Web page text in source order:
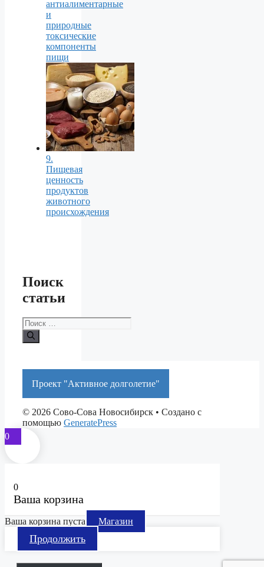
антиалиментарные
и
природные
токсические
компоненты
пищи
9.
Пищевая
ценность
продуктов
животного
происхождения
Поиск
статьи
Поиск:
Проект "Активное долголетие"
© 2026 Сово-Сова Новосибирск • Создано с
помощью GeneratePress
0
0
Ваша корзина
Ваша корзина пуста Магазин
Продолжить